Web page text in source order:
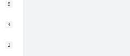
9
4
1